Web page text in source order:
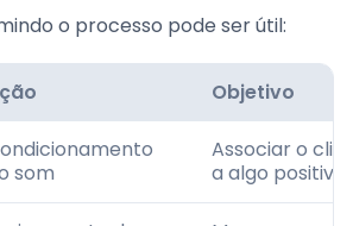
o processo pode ser útil:
Objetivo
som
Associar o
a algo positivo.